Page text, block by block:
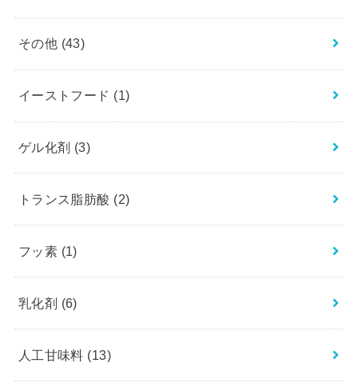
その他 (43)
イーストフード (1)
ゲル化剤 (3)
トランス脂肪酸 (2)
フッ素 (1)
乳化剤 (6)
人工甘味料 (13)